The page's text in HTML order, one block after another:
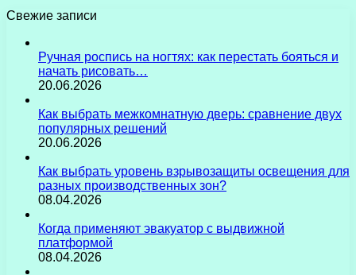
Свежие записи
Ручная роспись на ногтях: как перестать бояться и
начать рисовать…
20.06.2026
Как выбрать межкомнатную дверь: сравнение двух
популярных решений
20.06.2026
Как выбрать уровень взрывозащиты освещения для
разных производственных зон?
08.04.2026
Когда применяют эвакуатор с выдвижной
платформой
08.04.2026